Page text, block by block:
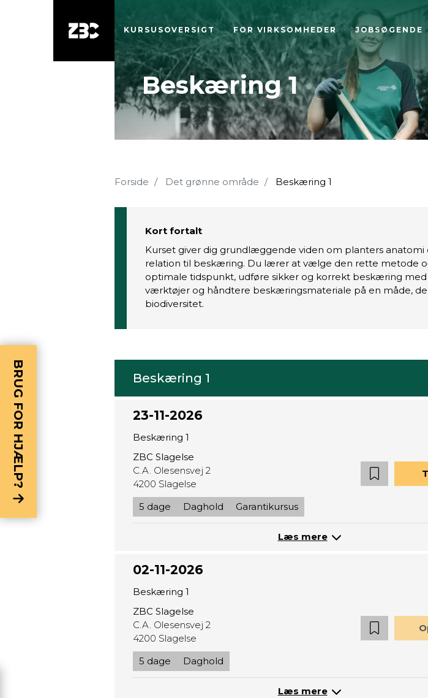
KURSUSOVERSIGT FOR VIRKSOMHEDER JOBSØGENDE
Beskæring 1
Forside Det grønne område Beskæring 1
Kort fortalt
Kurset giver dig grundlæggende viden om planters anatomi
relation til beskæring. Du lærer at vælge den rette metode
optimale tidspunkt, udføre sikker og korrekt beskæring
værktøjer og håndtere beskæringsmateriale på en måde,
biodiversitet.
Beskæring 1
23-11-2026
Beskæring 1
ZBC Slagelse
C.A. Olesensvej 2
4200 Slagelse
5 dage
Daghold Garantikursus
Læs mere
02-11-2026
Beskæring 1
ZBC Slagelse
C.A. Olesensvej 2
4200 Slagelse
5 dage
Daghold
Læs mere
BRUG FOR HJÆLP?